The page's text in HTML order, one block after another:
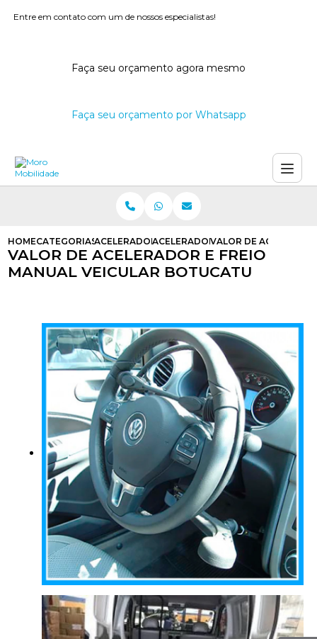
Entre em contato com um de nossos especialistas!
Faça seu orçamento agora mesmo
Faça seu orçamento por Whatsapp
HOMECATEGORIASACELERADORES E FREIOS MANUAIS
ACELERADOR E FREIO MANUAL
VALOR DE
VALOR DE ACELERADOR E FREIO
MANUAL VEICULAR BOTUCATU